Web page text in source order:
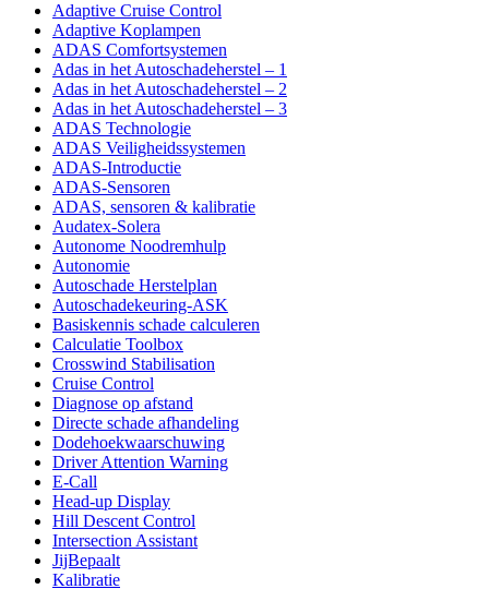
Adaptive Cruise Control
Adaptive Koplampen
ADAS Comfortsystemen
Adas in het Autoschadeherstel – 1
Adas in het Autoschadeherstel – 2
Adas in het Autoschadeherstel – 3
ADAS Technologie
ADAS Veiligheidssystemen
ADAS-Introductie
ADAS-Sensoren
ADAS, sensoren & kalibratie
Audatex-Solera
Autonome Noodremhulp
Autonomie
Autoschade Herstelplan
Autoschadekeuring-ASK
Basiskennis schade calculeren
Calculatie Toolbox
Crosswind Stabilisation
Cruise Control
Diagnose op afstand
Directe schade afhandeling
Dodehoekwaarschuwing
Driver Attention Warning
E-Call
Head-up Display
Hill Descent Control
Intersection Assistant
JijBepaalt
Kalibratie